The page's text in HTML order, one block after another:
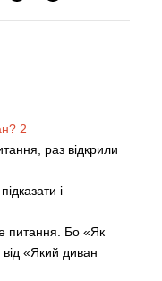
раз відкрили
і
питання. Бо «Як
від «Який диван